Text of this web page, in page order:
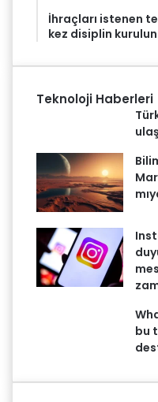
İhraçları istenen
kez disiplin
Teknoloji Haberleri
bu